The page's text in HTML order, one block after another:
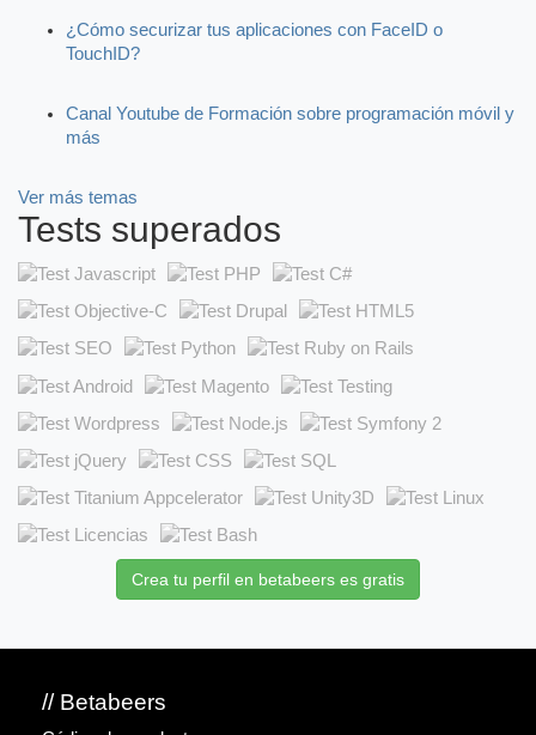
¿Cómo securizar tus aplicaciones con FaceID o
TouchID?
Canal Youtube de Formación sobre programación móvil y
más
Ver más temas
Tests superados
Crea tu perfil en betabeers es gratis
// Betabeers